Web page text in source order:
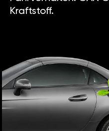
Kraftstoff.